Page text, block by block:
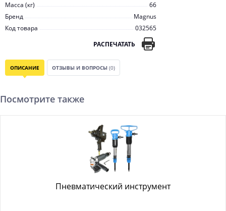
Масса (кг)
66
Бренд
Magnus
Код товара
032565
РАСПЕЧАТАТЬ
ОПИСАНИЕ ОТЗЫВЫ И ВОПРОСЫ (0)
Посмотрите также
Пневматический инструмент